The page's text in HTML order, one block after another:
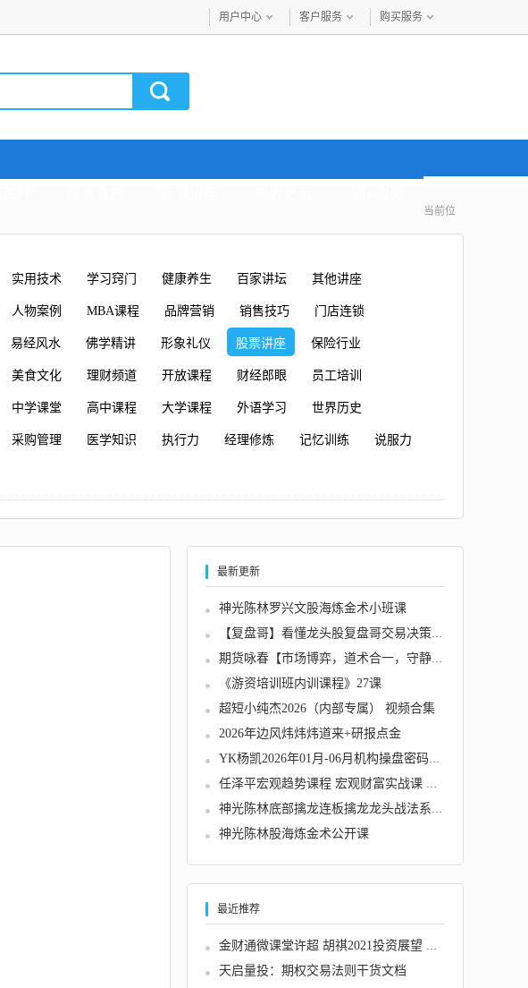
用户中心 客户服务 购买服务
当前位
实用技术 学习窍门 健康养生 百家讲坛 其他讲座
人物案例 MBA课程 品牌营销 销售技巧 门店连锁
易经风水 佛学精讲 形象礼仪 股票讲座 保险行业
美食文化 理财频道 开放课程 财经郎眼 员工培训
中学课堂 高中课程 大学课程 外语学习 世界历史
采购管理 医学知识 执行力 经理修炼 记忆训练 说服力
最新更新
神光陈林罗兴文股海炼金术小班课
【复盘哥】看懂龙头股复盘哥交易决策室交易系...
期货咏春【市场博弈，道术合一，守静归朴】主...
《游资培训班内训课程》27课
超短小纯杰2026（内部专属） 视频合集
2026年边风炜炜炜道来+研报点金
YK杨凯2026年01月-06月机构操盘密码操盘策略提...
任泽平宏观趋势课程 宏观财富实战课 会员内部...
神光陈林底部擒龙连板擒龙龙头战法系统课+指标...
神光陈林股海炼金术公开课
最近推荐
金财通微课堂许超 胡祺2021投资展望 共10视频...
天启量投：期权交易法则干货文档